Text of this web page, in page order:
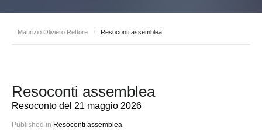
Maurizio Oliviero Rettore / Resoconti assemblea
Resoconti assemblea
Resoconto del 21 maggio 2026
Published in Resoconti assemblea